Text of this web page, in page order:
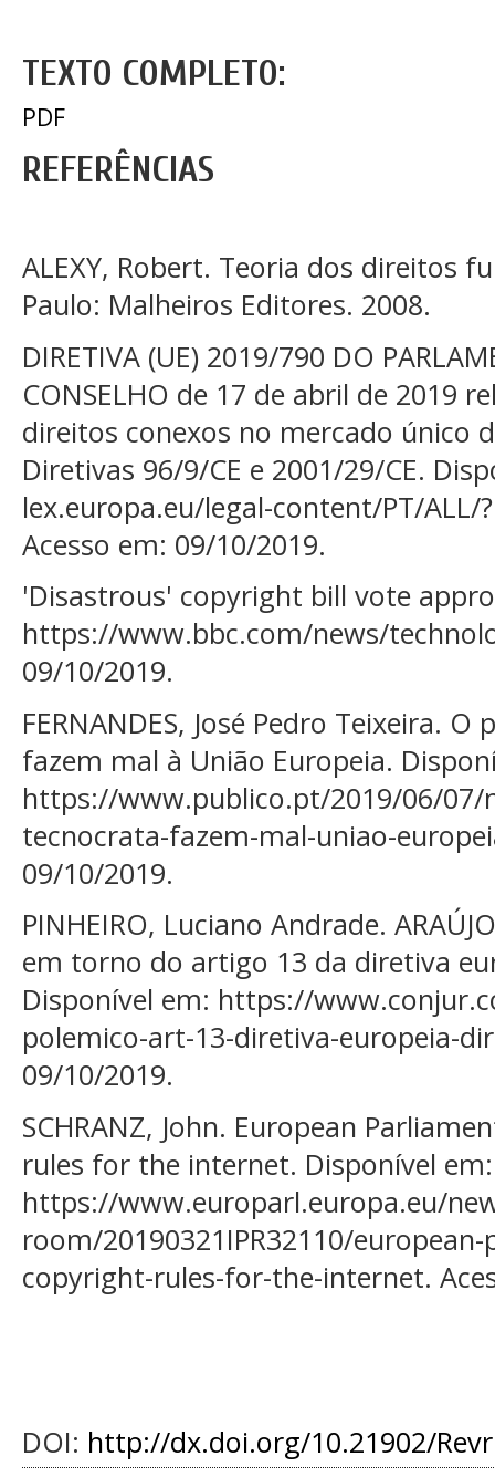
TEXTO COMPLETO:
PDF
REFERÊNCIAS
ALEXY, Robert. Teoria dos direitos
Paulo: Malheiros Editores. 2008.
DIRETIVA (UE) 2019/790 DO
CONSELHO de 17 de abril de 2019
direitos conexos no mercado único
Diretivas 96/9/CE e 2001/29/CE.
lex.europa.eu/legal-content/PT/ALL/
Acesso em: 09/10/2019.
'Disastrous' copyright bill vote
https://www.bbc.com/news/
09/10/2019.
FERNANDES, José Pedro Teixeira.
fazem mal à União Europeia.
https://www.publico.pt/2019/06/
tecnocrata-fazem-mal-uniao-
09/10/2019.
PINHEIRO, Luciano Andrade.
em torno do artigo 13 da diretiva
Disponível em: https://
polemico-art-13-diretiva-europeia-
09/10/2019.
SCHRANZ, John. European
rules for the internet. Disponível em:
https://www.europarl.europa.eu/
room/20190321IPR32110/
copyright-rules-for-the-internet.
DOI: http://dx.doi.org/10.21902/